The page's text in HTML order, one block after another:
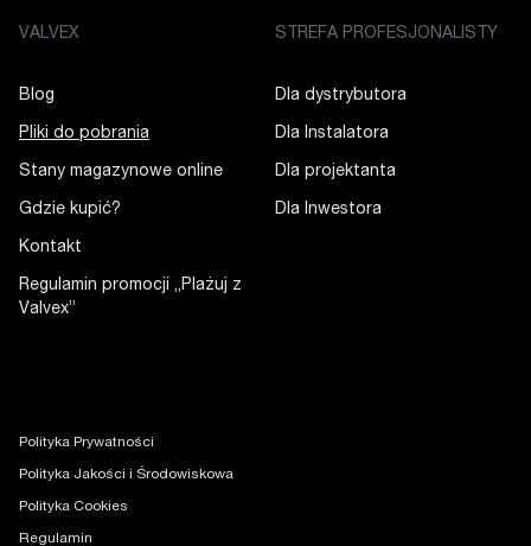
VALVEX
Blog
Pliki do pobrania
Stany magazynowe online
Gdzie kupić?
Kontakt
Regulamin promocji „Plażuj z
Valvex”
STREFA PROFESJONALISTY
Dla dystrybutora
Dla Instalatora
Dla projektanta
Dla Inwestora
Polityka Prywatności
Polityka Jakości i Środowiskowa
Polityka Cookies
Regulamin